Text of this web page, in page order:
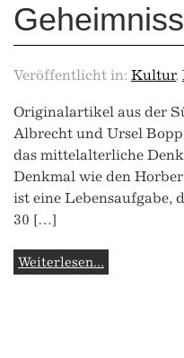
Veröffentlicht in: Kultur,
Originalartikel aus der
Albrecht und Ursel
das mittelalterliche
Denkmal wie den
ist eine Lebensaufgabe,
30 […]
Weiterlesen...